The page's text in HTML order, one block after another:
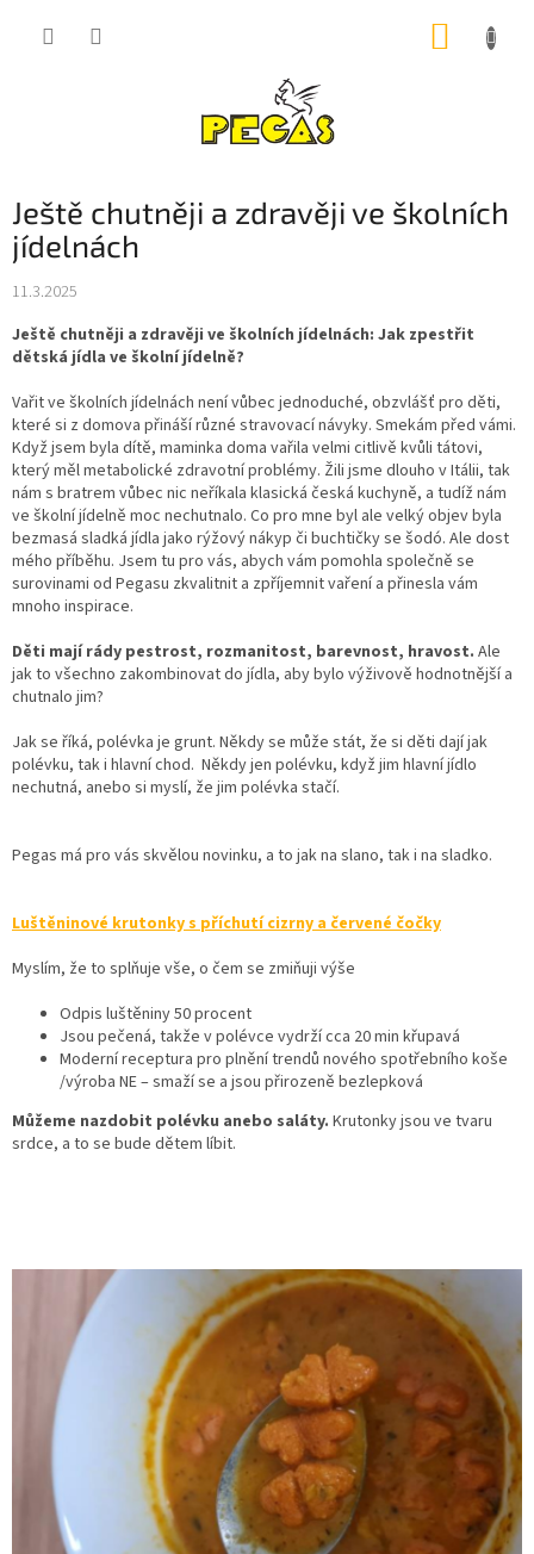
Ještě chutněji a zdravěji ve školních
jídelnách
11.3.2025
Ještě chutněji a zdravěji ve školních jídelnách: Jak zpestřit
dětská jídla ve školní jídelně?
Vařit ve školních jídelnách není vůbec jednoduché, obzvlášť pro děti,
které si z domova přináší různé stravovací návyky. Smekám před vámi.
Když jsem byla dítě, maminka doma vařila velmi citlivě kvůli tátovi,
který měl metabolické zdravotní problémy. Žili jsme dlouho v Itálii, tak
nám s bratrem vůbec nic neříkala klasická česká kuchyně, a tudíž nám
ve školní jídelně moc nechutnalo. Co pro mne byl ale velký objev byla
bezmasá sladká jídla jako rýžový nákyp či buchtičky se šodó. Ale dost
mého příběhu. Jsem tu pro vás, abych vám pomohla společně se
surovinami od Pegasu zkvalitnit a zpříjemnit vaření a přinesla vám
mnoho inspirace.
Děti mají rády pestrost, rozmanitost, barevnost, hravost. Ale
jak to všechno zakombinovat do jídla, aby bylo výživově hodnotnější a
chutnalo jim?
Jak se říká, polévka je grunt. Někdy se může stát, že si děti dají jak
polévku, tak i hlavní chod. Někdy jen polévku, když jim hlavní jídlo
nechutná, anebo si myslí, že jim polévka stačí.
Pegas má pro vás skvělou novinku, a to jak na slano, tak i na sladko.
Luštěninové krutonky s příchutí cizrny a červené čočky
Myslím, že to splňuje vše, o čem se zmiňuji výše
Odpis luštěniny 50 procent
Jsou pečená, takže v polévce vydrží cca 20 min křupavá
Moderní receptura pro plnění trendů nového spotřebního koše
/výroba NE – smaží se a jsou přirozeně bezlepková
Můžeme nazdobit polévku anebo saláty. Krutonky jsou ve tvaru
srdce, a to se bude dětem líbit.